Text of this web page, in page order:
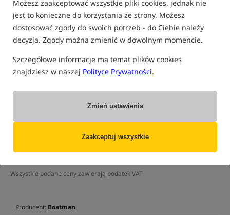
Możesz zaakceptować wszystkie pliki cookies, jednak nie
jest to konieczne do korzystania ze strony. Możesz
dostosować zgody do swoich potrzeb - do Ciebie należy
decyzja. Zgody można zmienić w dowolnym momencie.
Szczegółowe informacje ma temat plików cookies
znajdziesz w naszej Polityce Prywatności.
Zmień ustawienia
Zaakceptuj wszystkie
tylko produkty na"naszym magazynie"
Opcja Cena PLN
kolor Carbon 4999.00
DATA REALIZACJI USTALANA
Wszystkie podane ceny zawierają podatek VAT
Producent: Boatman